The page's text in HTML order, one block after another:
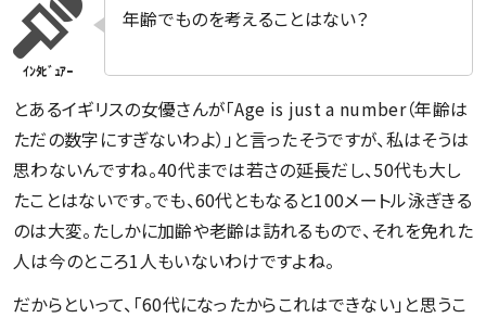
年齢でものを考えることはない？
とあるイギリスの女優さんが「Age is just a number（年齢は
ただの数字にすぎないわよ）」と言ったそうですが、私はそうは
思わないんですね。40代までは若さの延長だし、50代も大し
たことはないです。でも、60代ともなると100メートル泳ぎきる
のは大変。たしかに加齢や老齢は訪れるもので、それを免れた
人は今のところ1人もいないわけですよね。
だからといって、「60代になったからこれはできない」と思うこ